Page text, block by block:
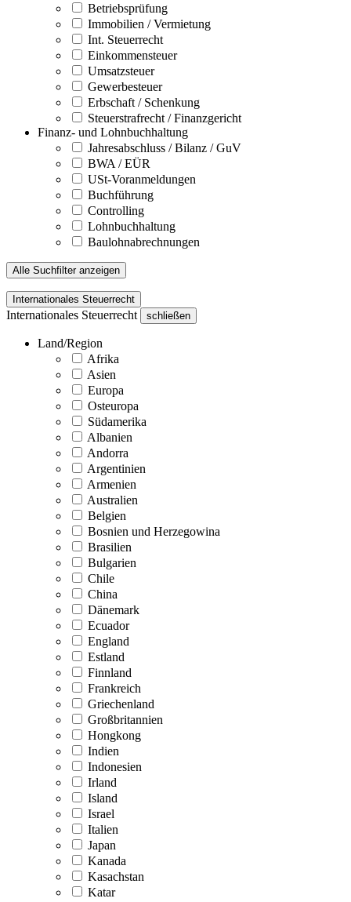
Betriebsprüfung
Immobilien / Vermietung
Int. Steuerrecht
Einkommensteuer
Umsatzsteuer
Gewerbesteuer
Erbschaft / Schenkung
Steuerstrafrecht / Finanzgericht
Finanz- und Lohnbuchhaltung
Jahresabschluss / Bilanz / GuV
BWA / EÜR
USt-Voranmeldungen
Buchführung
Controlling
Lohnbuchhaltung
Baulohnabrechnungen
Alle Suchfilter anzeigen
Internationales Steuerrecht
Internationales Steuerrecht schließen
Land/Region
Afrika
Asien
Europa
Osteuropa
Südamerika
Albanien
Andorra
Argentinien
Armenien
Australien
Belgien
Bosnien und Herzegowina
Brasilien
Bulgarien
Chile
China
Dänemark
Ecuador
England
Estland
Finnland
Frankreich
Griechenland
Großbritannien
Hongkong
Indien
Indonesien
Irland
Island
Israel
Italien
Japan
Kanada
Kasachstan
Katar